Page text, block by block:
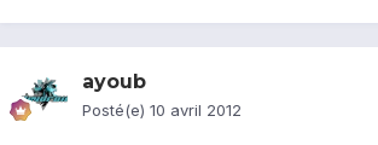
ayoub
Posté(e) 10 avril 2012